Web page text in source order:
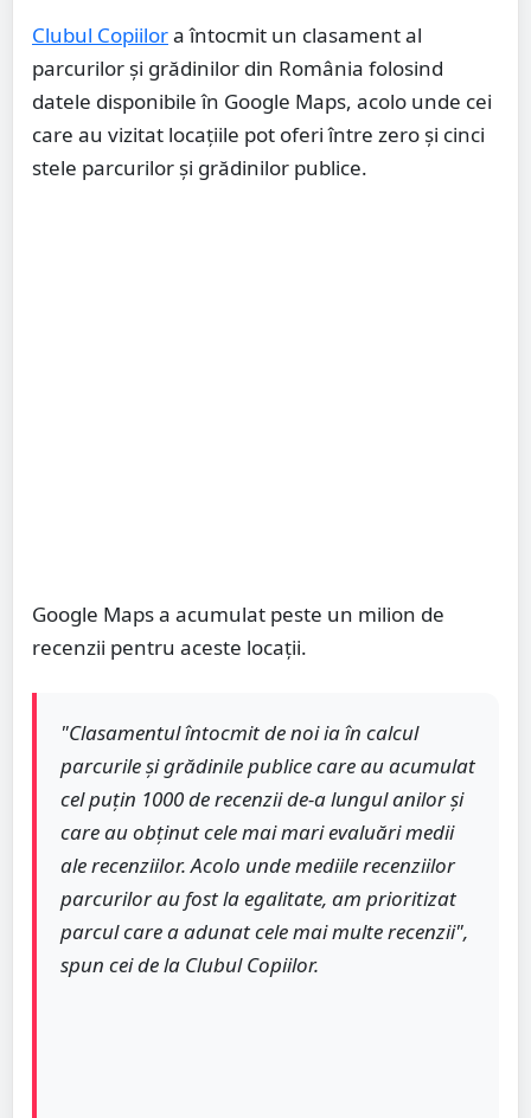
Clubul Copiilora întocmit un clasament al
parcurilor și grădinilor din România folosind
datele disponibile în Google Maps, acolo unde cei
care au vizitat locațiile pot oferi între zero și cinci
stele parcurilor și grădinilor publice.
Google Maps a acumulat peste un milion de
recenzii pentru aceste locații.
"Clasamentul întocmit de noi ia în calcul
parcurile și grădinile publice care au acumulat
cel puțin 1000 de recenzii de-a lungul anilor și
care au obținut cele mai mari evaluări medii
ale recenziilor. Acolo unde mediile recenziilor
parcurilor au fost la egalitate, am prioritizat
parcul care a adunat cele mai multe recenzii",
spun cei de la Clubul Copiilor.